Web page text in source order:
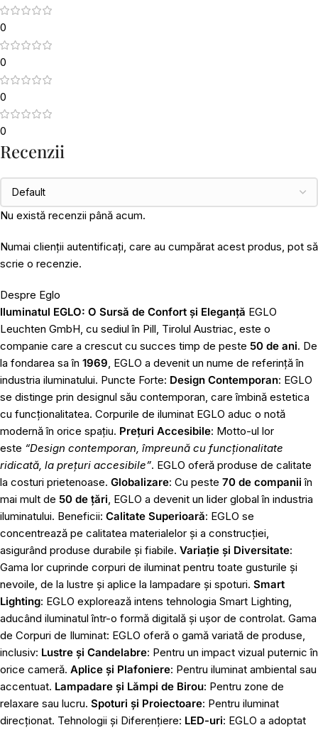
0
0
0
0
Recenzii
Nu există recenzii până acum.
Numai clienții autentificați, care au cumpărat acest produs, pot să
scrie o recenzie.
Despre Eglo
Iluminatul EGLO: O Sursă de Confort și Eleganță EGLO
Leuchten GmbH, cu sediul în Pill, Tirolul Austriac, este o
companie care a crescut cu succes timp de peste 50 de ani. De
la fondarea sa în 1969, EGLO a devenit un nume de referință în
industria iluminatului. Puncte Forte: Design Contemporan: EGLO
se distinge prin designul său contemporan, care îmbină estetica
cu funcționalitatea. Corpurile de iluminat EGLO aduc o notă
modernă în orice spațiu. Prețuri Accesibile: Motto-ul lor
este “Design contemporan, împreună cu funcționalitate
ridicată, la prețuri accesibile”. EGLO oferă produse de calitate
la costuri prietenoase. Globalizare: Cu peste 70 de companii în
mai mult de 50 de țări, EGLO a devenit un lider global în industria
iluminatului. Beneficii: Calitate Superioară: EGLO se
concentrează pe calitatea materialelor și a construcției,
asigurând produse durabile și fiabile. Variație și Diversitate:
Gama lor cuprinde corpuri de iluminat pentru toate gusturile și
nevoile, de la lustre și aplice la lampadare și spoturi. Smart
Lighting: EGLO explorează intens tehnologia Smart Lighting,
aducând iluminatul într-o formă digitală și ușor de controlat. Gama
de Corpuri de Iluminat: EGLO oferă o gamă variată de produse,
inclusiv: Lustre și Candelabre: Pentru un impact vizual puternic în
orice cameră. Aplice și Plafoniere: Pentru iluminat ambiental sau
accentuat. Lampadare și Lămpi de Birou: Pentru zone de
relaxare sau lucru. Spoturi și Proiectoare: Pentru iluminat
direcționat. Tehnologii și Diferențiere: LED-uri: EGLO a adoptat